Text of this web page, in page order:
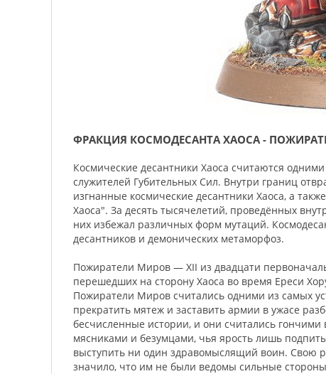
ФРАКЦИЯ КОСМОДЕСАНТА ХАОСА -
Космические десантники Хаоса считаются
служителей Губительных Сил. Внутри границ
изгнанные космические десантники Хаоса, а
Хаоса". За десять тысячелетий, проведённых
них избежал различных форм мутаций.
десантников и демонических метаморфоз.
Пожиратели Миров — XII из двадцати
перешедших на сторону Хаоса во время Ереси
Пожиратели Миров считались одними из самых
прекратить мятеж и заставить армии в ужасе
бесчисленные истории, и они считались
мясниками и безумцами, чья ярость лишь
выступить ни один здравомыслящий воин. Свою
значило, что им не были ведомы сильные